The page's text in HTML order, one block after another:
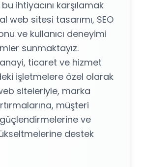
ihtiyacını karşılamak
web sitesi tasarımı, SEO
ve kullanıcı deneyimi
sunmaktayız.
ticaret ve hizmet
işletmelere özel olarak
siteleriyle, marka
müşteri
ve
destek